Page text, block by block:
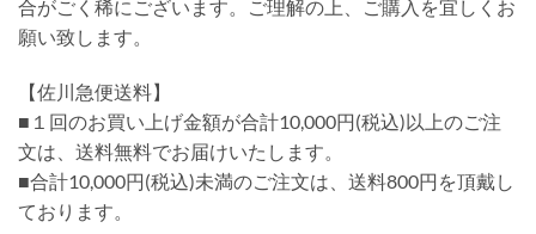
合がごく稀にございます。ご理解の上、ご購入を宜しくお
願い致します。
【佐川急便送料】
■１回のお買い上げ金額が合計10,000円(税込)以上のご注
文は、送料無料でお届けいたします。
■合計10,000円(税込)未満のご注文は、送料800円を頂戴し
ております。